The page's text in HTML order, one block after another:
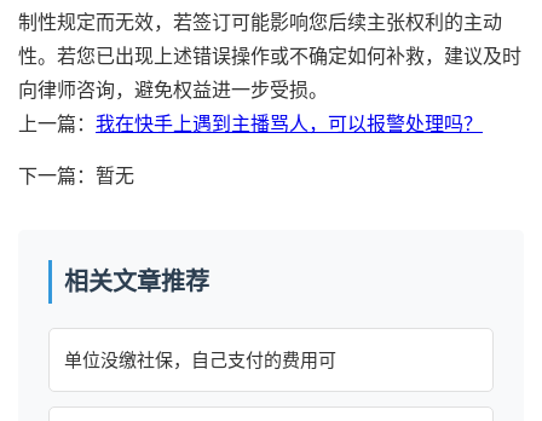
制性规定而无效，若签订可能影响您后续主张权利的主动
性。若您已出现上述错误操作或不确定如何补救，建议及时
向律师咨询，避免权益进一步受损。
上一篇： 我在快手上遇到主播骂人，可以报警处理吗？
下一篇：暂无
相关文章推荐
单位没缴社保，自己支付的费用可